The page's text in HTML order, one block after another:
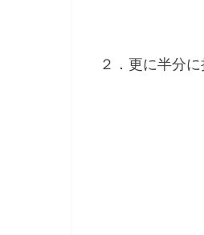
２．更に半分に